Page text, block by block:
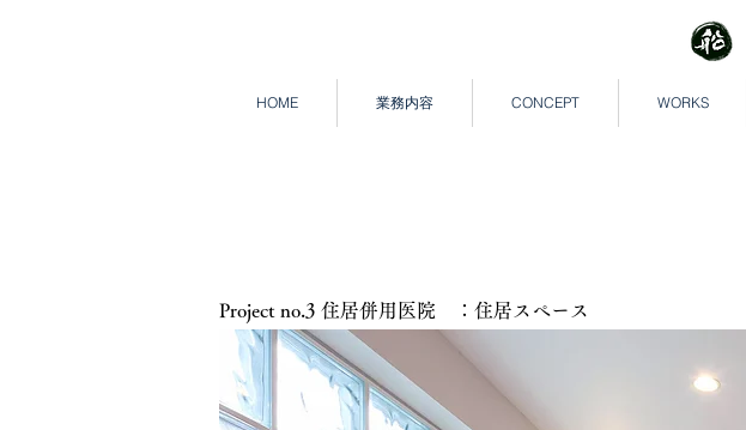
HOME 業務内容 CONCEPT WORKS
Project no.3 住居併用医院 ：住居スペース